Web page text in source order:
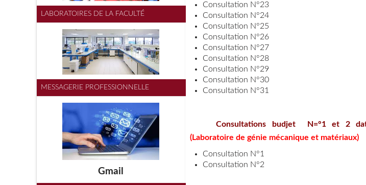
LABORATOIRES DE LA FACULTÉ
MESSAGERIE PROFESSIONNELLE
Gmail
Consultation N°23
Consultation N°24
Consultation N°25
Consultation N°26
Consultation N°27
Consultation N°28
Consultation N°29
Consultation N°30
Consultation N°31
Consultations budjet N=°1 et 2
(Laboratoire de génie mécanique et matériaux)
Consultation N°1
Consultation N°2